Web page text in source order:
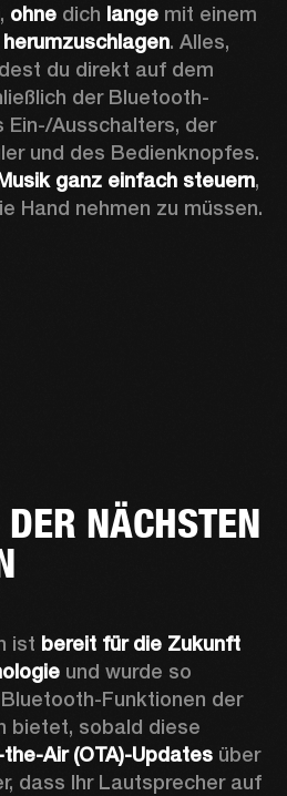
, ohne dich lange mit einem
herumzuschlagen. Alles,
du direkt auf dem
der Bluetooth-
Ausschalters, der
und des Bedienknopfes.
ganz einfach steuern,
Hand nehmen zu müssen.
NÄCHSTEN
ist bereit für die Zukunft
und wurde so
Funktionen der
bietet, sobald diese
the-Air (OTA)-Updates über
dass Ihr Lautsprecher auf